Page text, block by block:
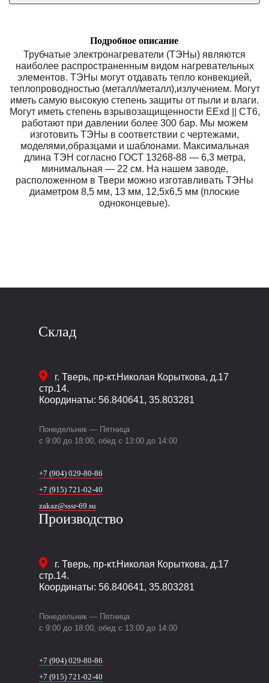
Подробное описание
Трубчатые электронагреватели (ТЭНы) являются
наиболее распространенным видом нагревательных
элементов. ТЭНы могyт отдавать тепло конвекцией,
теплопроводностью (металл/металл),излучением. Могут
иметь самую высокую степень защиты от пыли и влаги.
Могут иметь степень взрывозащищенности EExd || CT6,
работают при давлении более 300 бар. Мы можем
изготовить ТЭНы в соответствии с чертежами,
моделями,образцами и шаблонами. Максимальная
длина ТЭН согласно ГОСТ 13268-88 — 6,3 метра,
минимальная — 22 см. На нашем заводе,
расположенном в Твери можно изготавливать ТЭНы
диаметром 8,5 мм, 13 мм, 12,5х6,5 мм (плоские
одноконцевые).
Склад
г. Тверь, пр-кт.Николая Корыткова, д.17
стр.14.
Координаты: 56.840641, 35.803281
Понедельник — Пятница
c 9:00 до 18:00, обед с 13:00 до 14:00
+7 (904) 029-80-86
+7 (915) 721-02-40
zakaz@sssr-69.su
Производство
г. Тверь, пр-кт.Николая Корыткова, д.17
стр.14.
Координаты: 56.840641, 35.803281
Понедельник — Пятница
c 9:00 до 18:00, обед с 13:00 до 14:00
+7 (904) 029-80-86
+7 (915) 721-02-40